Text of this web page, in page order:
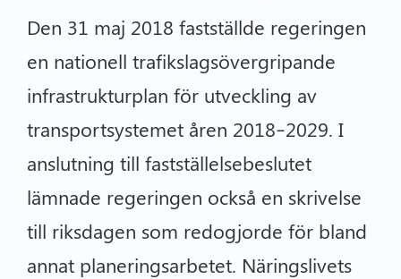
Den 31 maj 2018 fastställde regeringen
en nationell trafikslagsövergripande
infrastrukturplan för utveckling av
transportsystemet åren 2018–2029. I
anslutning till fastställelsebeslutet
lämnade regeringen också en skrivelse
till riksdagen som redogjorde för bland
annat planeringsarbetet. Näringslivets